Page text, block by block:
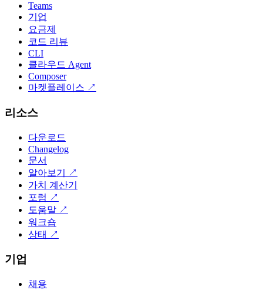
Teams
기업
요금제
코드 리뷰
CLI
클라우드 Agent
Composer
마켓플레이스 ↗
리소스
다운로드
Changelog
문서
알아보기
↗
가치 계산기
포럼 ↗
도움말 ↗
워크숍
상태 ↗
기업
채용